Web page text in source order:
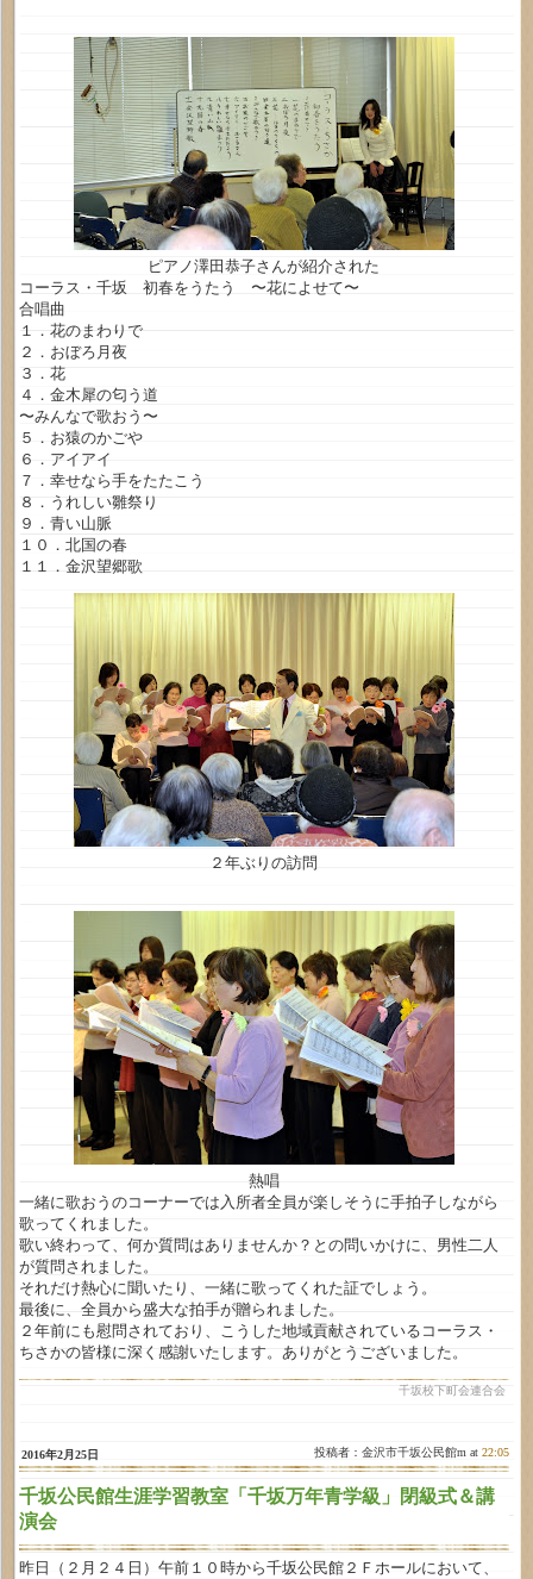
ピアノ澤田恭子さんが紹介された
コーラス・千坂 初春をうたう 〜花によせて〜
合唱曲
１．花のまわりで
２．おぼろ月夜
３．花
４．金木犀の匂う道
〜みんなで歌おう〜
５．お猿のかごや
６．アイアイ
７．幸せなら手をたたこう
８．うれしい雛祭り
９．青い山脈
１０．北国の春
１１．金沢望郷歌
２年ぶりの訪問
熱唱
一緒に歌おうのコーナーでは入所者全員が楽しそうに手拍子しながら
歌ってくれました。
歌い終わって、何か質問はありませんか？との問いかけに、男性二人
が質問されました。
それだけ熱心に聞いたり、一緒に歌ってくれた証でしょう。
最後に、全員から盛大な拍手が贈られました。
２年前にも慰問されており、こうした地域貢献されているコーラス・
ちさかの皆様に深く感謝いたします。ありがとうございました。
千坂校下町会連合会
2016年2月25日 投稿者：金沢市千坂公民館m at22:05
千坂公民館生涯学習教室「千坂万年青学級」閉級式＆講
演会
昨日（２月２４日）午前１０時から千坂公民館２Ｆホールにおいて、